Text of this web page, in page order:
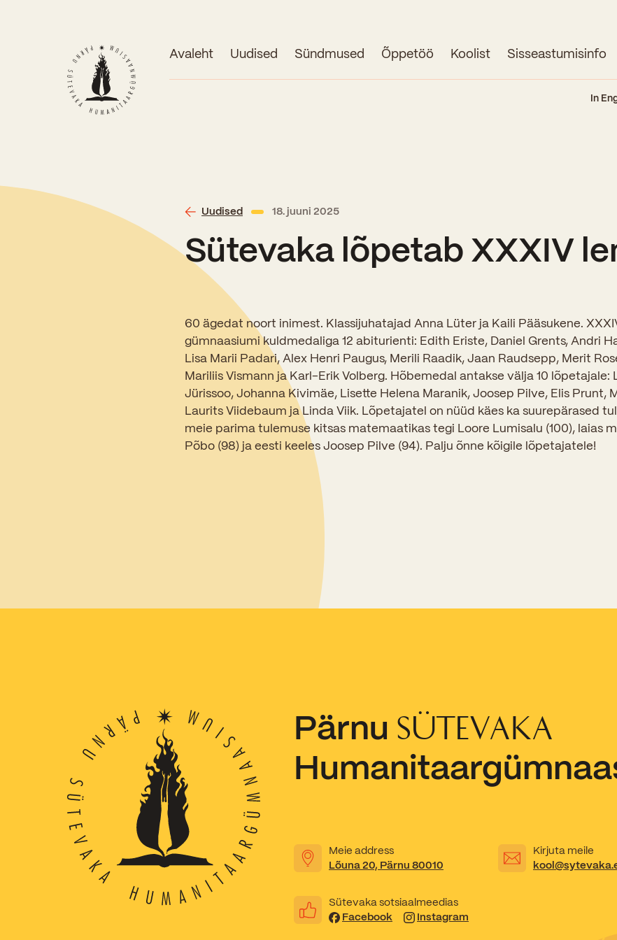
Avaleht Uudised Sündmused Õppetöö Koolist Sisseastumisinfo
In
Perioodõpe
Eksamid ja arvestused
Õppesisu ülekandmine
Aastatöö
Loovtöö
Konsultatsioonid
Töötajad
Vilistlased
Medalid
Kooli aumärgid
Nõukogu ja õppenõukogu
Sisseastumisinfo
Sisseastumiskatsed
Miks Sütevaka?
Stipendiumid
Õppemaksusoodustused
In English
Stuudium Videod Galeriid
Uudised 18. juuni 2025
Sütevaka lõpetab XXXIV
60 ägedat noort inimest. Klassijuhatajad Anna Lüter ja Kaili Pääsukene.
gümnaasiumi kuldmedaliga 12 abiturienti: Edith Eriste, Daniel Grents, Andri
Lisa Marii Padari, Alex Henri Paugus, Merili Raadik, Jaan Raudsepp, Merit
Mariliis Vismann ja Karl-Erik Volberg. Hõbemedal antakse välja 10 lõpetajale:
Jürissoo, Johanna Kivimäe, Lisette Helena Maranik, Joosep Pilve, Elis Prunt,
Laurits Viidebaum ja Linda Viik. Lõpetajatel on nüüd käes ka suurepärased
meie parima tulemuse kitsas matemaatikas tegi Loore Lumisalu (100), laias
Põbo (98) ja eesti keeles Joosep Pilve (94). Palju õnne kõigile lõpetajatele!
Pärnu SÜTEVAKA
Meie address
Lõuna 20, Pärnu 80010
Kirjuta meile
Sütevaka sotsiaalmeedias
Facebook
Instagram